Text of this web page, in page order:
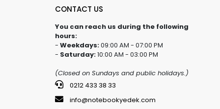
CONTACT US
You can reach us during the following
hours:
- Weekdays:09:00 AM - 07:00 PM
- Saturday:10:00 AM - 03:00 PM
(Closed on Sundays and public holidays.)
0212 433 38 33
info@notebookyedek.com